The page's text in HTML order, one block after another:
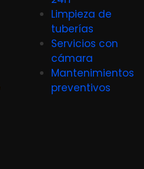
Limpieza de
tuberías
Servicios con
cámara
Mantenimientos
preventivos